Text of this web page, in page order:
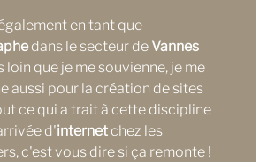
en tant que
dans le secteur de Vannes
loin que je me souvienne, je me
aussi pour la création de sites
ce qui a trait à cette discipline
d'internetchez les
c'est vous dire si ça remonte !